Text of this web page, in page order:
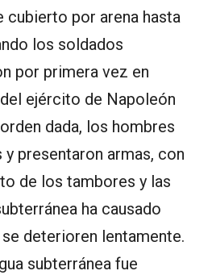
cubierto por arena hasta
los soldados
por primera vez en
ejército de Napoleón
dada, los hombres
presentaron armas, con
de los tambores y las
ha causado
deterioren lentamente.
subterránea fue